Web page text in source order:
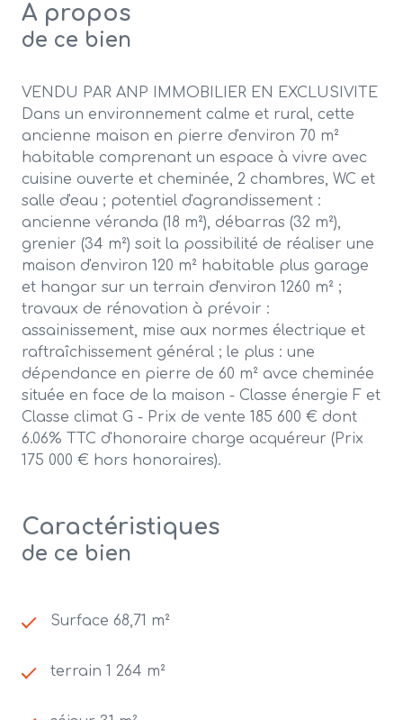
A propos
de ce bien
VENDU PAR ANP IMMOBILIER EN EXCLUSIVITE
Dans un environnement calme et rural, cette
ancienne maison en pierre d'environ 70 m²
habitable comprenant un espace à vivre avec
cuisine ouverte et cheminée, 2 chambres, WC et
salle d'eau ; potentiel d'agrandissement :
ancienne véranda (18 m²), débarras (32 m²),
grenier (34 m²) soit la possibilité de réaliser une
maison d'environ 120 m² habitable plus garage
et hangar sur un terrain d'environ 1260 m² ;
travaux de rénovation à prévoir :
assainissement, mise aux normes électrique et
raftraîchissement général ; le plus : une
dépendance en pierre de 60 m² avce cheminée
située en face de la maison - Classe énergie F et
Classe climat G - Prix de vente 185 600 € dont
6.06% TTC d'honoraire charge acquéreur (Prix
175 000 € hors honoraires).
Caractéristiques
de ce bien
Surface 68,71 m²
terrain 1 264 m²